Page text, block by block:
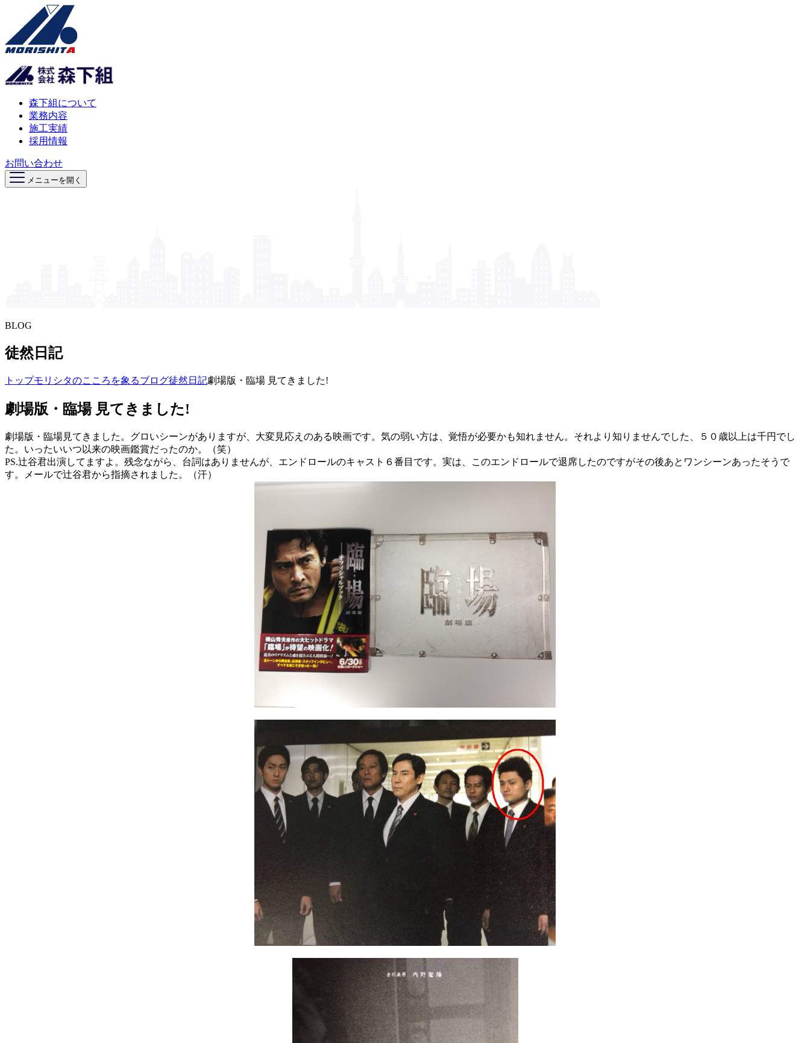
森下組について
業務内容
施工実績
採用情報
お問い合わせ
メニューを開く
BLOG
徒然日記
トップモリシタの​こころを​象る​ブログ徒然日記劇場版・臨場 見てきました!
劇場版・臨場 見てきました!
劇場版・臨場見てきました。グロいシーンがありますが、大変見応えのある映画です。気の弱い方は、覚悟が必要かも知れません。それより知りませんでした、５０歳以上は千円でし
た。いったいいつ以来の映画鑑賞だったのか。（笑）
PS.辻谷君出演してますよ。残念ながら、台詞はありませんが、エンドロールのキャスト６番目です。実は、このエンドロールで退席したのですがその後あとワンシーンあったそうで
す。メールで辻谷君から指摘されました。（汗）